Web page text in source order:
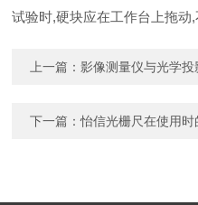
试验时,硬块应在工作台上拖动
上一篇：影像测量仪与光学
下一篇：怡信光栅尺在使用时